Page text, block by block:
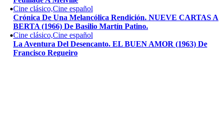
Cine clásico,Cine español
Crónica De Una Melancólica Rendición. NUEVE CARTAS A
BERTA (1966) De Basilio Martín Patino.
Cine clásico,Cine español
La Aventura Del Desencanto. EL BUEN AMOR (1963) De
Francisco Regueiro